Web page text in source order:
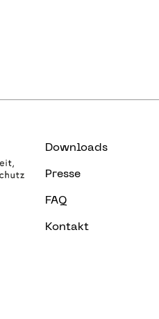
Downloads
Presse
FAQ
Kontakt